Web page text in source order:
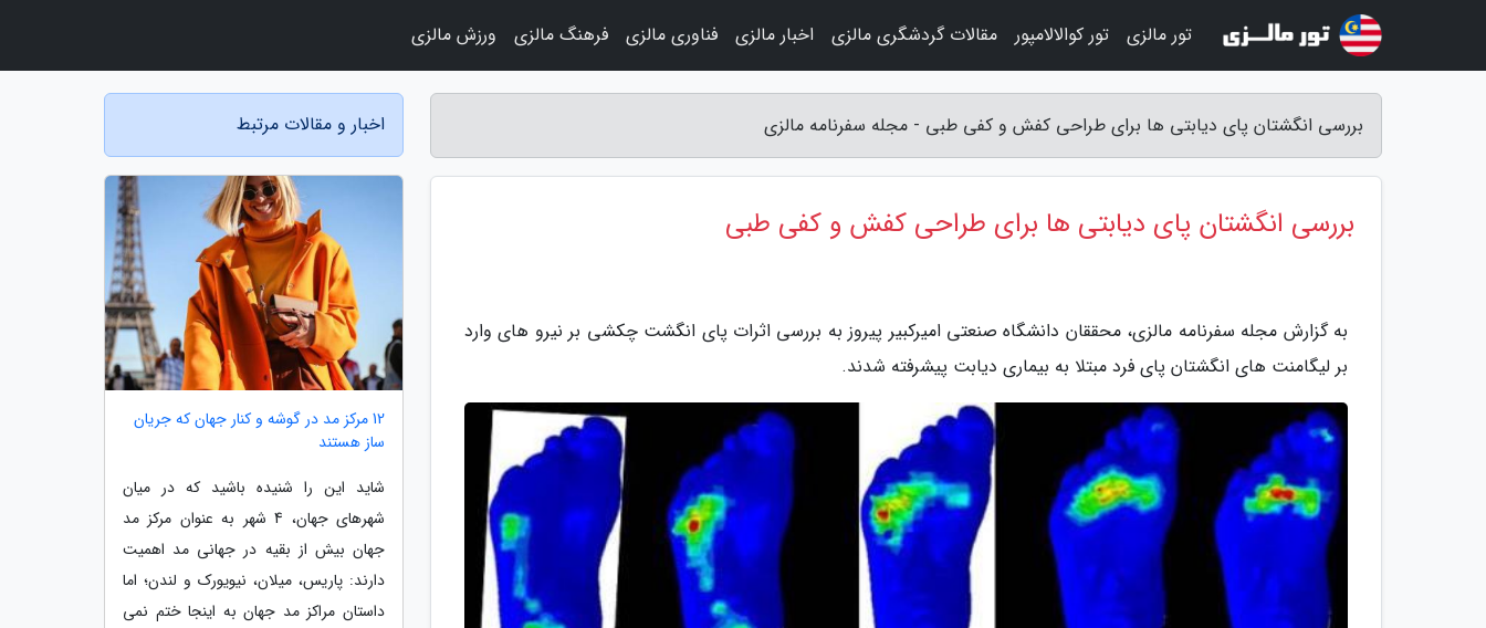
بررسی انگشتان پای دیابتی ها برای طراحی کفش و کفی طبی - مجله سفرنامه مالزی
بررسی انگشتان پای دیابتی ها برای طراحی کفش و کفی طبی
به گزارش مجله سفرنامه مالزی، محققان دانشگاه صنعتی امیرکبیر پیروز به بررسی اثرات پای انگشت چکشی بر نیرو های وارد
بر لیگامنت های انگشتان پای فرد مبتلا به بیماری دیابت پیشرفته شدند.
اخبار و مقالات مرتبط
12 مرکز مد در گوشه و کنار جهان که جریان
ساز هستند
شاید این را شنیده باشید که در میان
شهرهای جهان، 4 شهر به عنوان مرکز مد
جهان بیش از بقیه در جهانی مد اهمیت
دارند: پاریس، میلان، نیویورک و لندن؛ اما
داستان مراکز مد جهان به اینجا ختم نمی
تور مالزی تور کوالالامپور مقالات گردشگری مالزی اخبار مالزی فناوری مالزی فرهنگ مالزی ورزش مالزی